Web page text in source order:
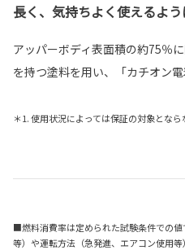
長く、気持ちよく使えるよ
アッパーボディ表面積の約75％
を持つ塗料を用い、「カチオン
＊1. 使用状況によっては保証の対象となら
■燃料消費率は定められた試験条件での
等）や運転方法（急発進、エアコン使用等